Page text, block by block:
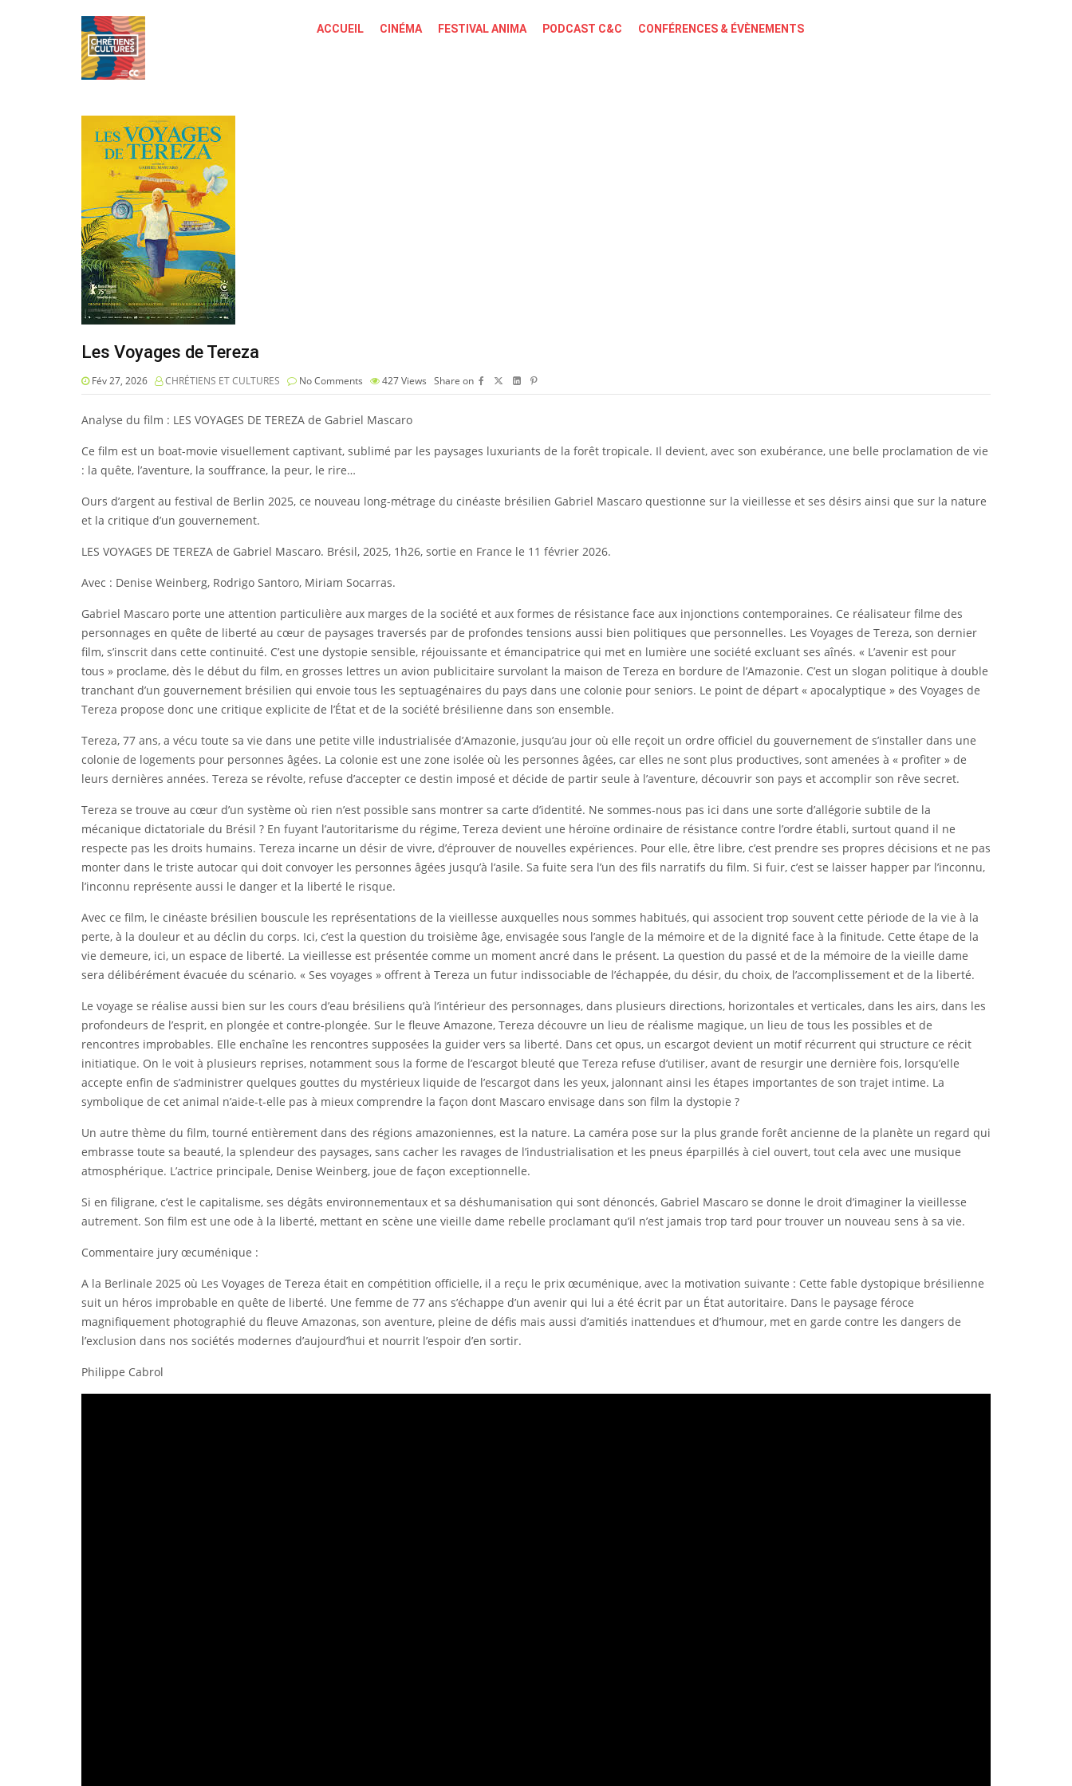
ACCUEIL CINÉMA FESTIVAL ANIMA PODCAST C&C CONFÉRENCES & ÉVÈNEMENTS
Les Voyages de Tereza
Fév 27, 2026 CHRÉTIENS ET CULTURES No Comments 427Views Share on
Analyse du film : LES VOYAGES DE TEREZA de Gabriel Mascaro
Ce film est un boat-movie visuellement captivant, sublimé par les paysages luxuriants de la forêt tropicale. Il devient, avec son exubérance, une belle proclamation de vie
: la quête, l’aventure, la souffrance, la peur, le rire…
Ours d’argent au festival de Berlin 2025, ce nouveau long-métrage du cinéaste brésilien Gabriel Mascaro questionne sur la vieillesse et ses désirs ainsi que sur la nature
et la critique d’un gouvernement.
LES VOYAGES DE TEREZA de Gabriel Mascaro. Brésil, 2025, 1h26, sortie en France le 11 février 2026.
Avec : Denise Weinberg, Rodrigo Santoro, Miriam Socarras.
Gabriel Mascaro porte une attention particulière aux marges de la société et aux formes de résistance face aux injonctions contemporaines. Ce réalisateur filme des
personnages en quête de liberté au cœur de paysages traversés par de profondes tensions aussi bien politiques que personnelles. Les Voyages de Tereza, son dernier
film, s’inscrit dans cette continuité. C’est une dystopie sensible, réjouissante et émancipatrice qui met en lumière une société excluant ses aînés. « L’avenir est pour
tous » proclame, dès le début du film, en grosses lettres un avion publicitaire survolant la maison de Tereza en bordure de l’Amazonie. C’est un slogan politique à double
tranchant d’un gouvernement brésilien qui envoie tous les septuagénaires du pays dans une colonie pour seniors. Le point de départ « apocalyptique » des Voyages de
Tereza propose donc une critique explicite de l’État et de la société brésilienne dans son ensemble.
Tereza, 77 ans, a vécu toute sa vie dans une petite ville industrialisée d’Amazonie, jusqu’au jour où elle reçoit un ordre officiel du gouvernement de s’installer dans une
colonie de logements pour personnes âgées. La colonie est une zone isolée où les personnes âgées, car elles ne sont plus productives, sont amenées à « profiter » de
leurs dernières années. Tereza se révolte, refuse d’accepter ce destin imposé et décide de partir seule à l’aventure, découvrir son pays et accomplir son rêve secret.
Tereza se trouve au cœur d’un système où rien n’est possible sans montrer sa carte d’identité. Ne sommes-nous pas ici dans une sorte d’allégorie subtile de la
mécanique dictatoriale du Brésil ? En fuyant l’autoritarisme du régime, Tereza devient une héroïne ordinaire de résistance contre l’ordre établi, surtout quand il ne
respecte pas les droits humains. Tereza incarne un désir de vivre, d’éprouver de nouvelles expériences. Pour elle, être libre, c’est prendre ses propres décisions et ne pas
monter dans le triste autocar qui doit convoyer les personnes âgées jusqu’à l’asile. Sa fuite sera l’un des fils narratifs du film. Si fuir, c’est se laisser happer par l’inconnu,
l’inconnu représente aussi le danger et la liberté le risque.
Avec ce film, le cinéaste brésilien bouscule les représentations de la vieillesse auxquelles nous sommes habitués, qui associent trop souvent cette période de la vie à la
perte, à la douleur et au déclin du corps. Ici, c’est la question du troisième âge, envisagée sous l’angle de la mémoire et de la dignité face à la finitude. Cette étape de la
vie demeure, ici, un espace de liberté. La vieillesse est présentée comme un moment ancré dans le présent. La question du passé et de la mémoire de la vieille dame
sera délibérément évacuée du scénario. « Ses voyages » offrent à Tereza un futur indissociable de l’échappée, du désir, du choix, de l’accomplissement et de la liberté.
Le voyage se réalise aussi bien sur les cours d’eau brésiliens qu’à l’intérieur des personnages, dans plusieurs directions, horizontales et verticales, dans les airs, dans les
profondeurs de l’esprit, en plongée et contre-plongée. Sur le fleuve Amazone, Tereza découvre un lieu de réalisme magique, un lieu de tous les possibles et de
rencontres improbables. Elle enchaîne les rencontres supposées la guider vers sa liberté. Dans cet opus, un escargot devient un motif récurrent qui structure ce récit
initiatique. On le voit à plusieurs reprises, notamment sous la forme de l’escargot bleuté que Tereza refuse d’utiliser, avant de resurgir une dernière fois, lorsqu’elle
accepte enfin de s’administrer quelques gouttes du mystérieux liquide de l’escargot dans les yeux, jalonnant ainsi les étapes importantes de son trajet intime. La
symbolique de cet animal n’aide-t-elle pas à mieux comprendre la façon dont Mascaro envisage dans son film la dystopie ?
Un autre thème du film, tourné entièrement dans des régions amazoniennes, est la nature. La caméra pose sur la plus grande forêt ancienne de la planète un regard qui
embrasse toute sa beauté, la splendeur des paysages, sans cacher les ravages de l’industrialisation et les pneus éparpillés à ciel ouvert, tout cela avec une musique
atmosphérique. L’actrice principale, Denise Weinberg, joue de façon exceptionnelle.
Si en filigrane, c’est le capitalisme, ses dégâts environnementaux et sa déshumanisation qui sont dénoncés, Gabriel Mascaro se donne le droit d’imaginer la vieillesse
autrement. Son film est une ode à la liberté, mettant en scène une vieille dame rebelle proclamant qu’il n’est jamais trop tard pour trouver un nouveau sens à sa vie.
Commentaire jury œcuménique :
A la Berlinale 2025 où Les Voyages de Tereza était en compétition officielle, il a reçu le prix œcuménique, avec la motivation suivante : Cette fable dystopique brésilienne
suit un héros improbable en quête de liberté. Une femme de 77 ans s’échappe d’un avenir qui lui a été écrit par un État autoritaire. Dans le paysage féroce
magnifiquement photographié du fleuve Amazonas, son aventure, pleine de défis mais aussi d’amitiés inattendues et d’humour, met en garde contre les dangers de
l’exclusion dans nos sociétés modernes d’aujourd’hui et nourrit l’espoir d’en sortir.
Philippe Cabrol